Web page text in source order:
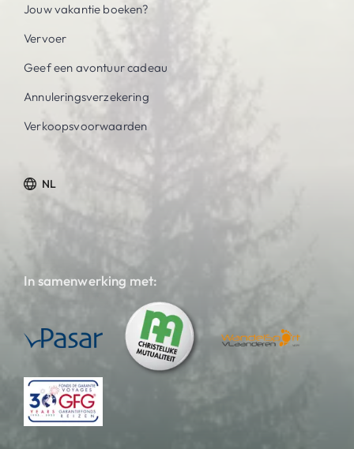
Jouw vakantie boeken?
Vervoer
Geef een avontuur cadeau
Annuleringsverzekering
Verkoopsvoorwaarden
NL
In samenwerking met: